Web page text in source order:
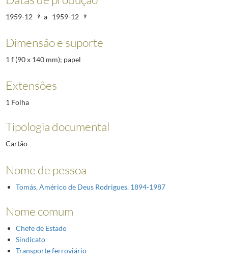
1959-12 a 1959-12
Dimensão e suporte
1 f (90 x 140 mm); papel
Extensões
1 Folha
Tipologia documental
Cartão
Nome de pessoa
Tomás, Américo de Deus Rodrigues. 1894-1987
Nome comum
Chefe de Estado
Sindicato
Transporte ferroviário